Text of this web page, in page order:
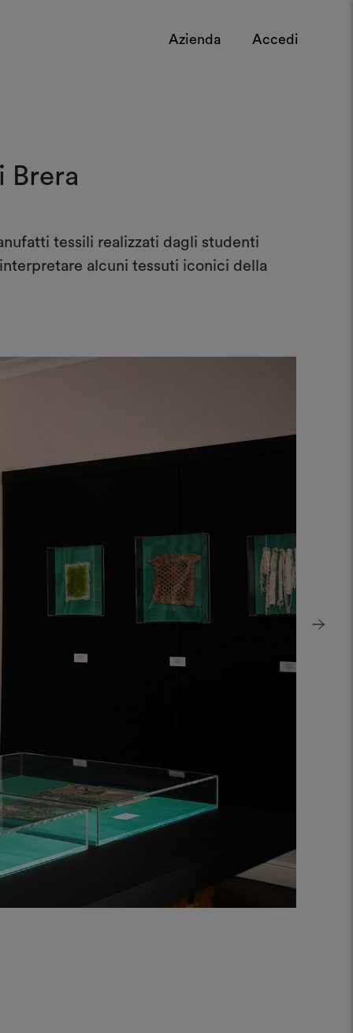
Azienda Accedi
Brera
tessili realizzati dagli studenti
alcuni tessuti iconici della